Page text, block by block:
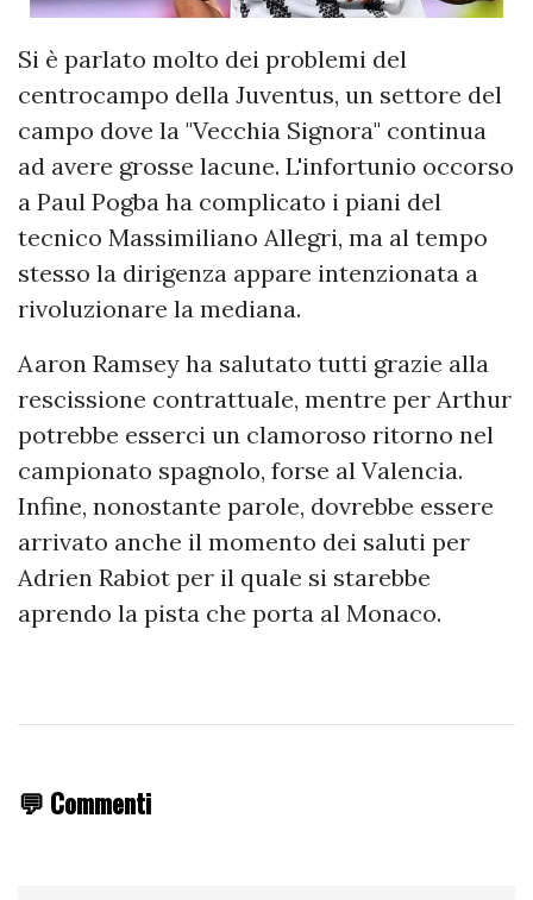
Si è parlato molto dei problemi del
centrocampo della Juventus, un settore del
campo dove la "Vecchia Signora" continua
ad avere grosse lacune. L'infortunio occorso
a Paul Pogba ha complicato i piani del
tecnico Massimiliano Allegri, ma al tempo
stesso la dirigenza appare intenzionata a
rivoluzionare la mediana.
Aaron Ramsey ha salutato tutti grazie alla
rescissione contrattuale, mentre per Arthur
potrebbe esserci un clamoroso ritorno nel
campionato spagnolo, forse al Valencia.
Infine, nonostante parole, dovrebbe essere
arrivato anche il momento dei saluti per
Adrien Rabiot per il quale si starebbe
aprendo la pista che porta al Monaco.
💬 Commenti